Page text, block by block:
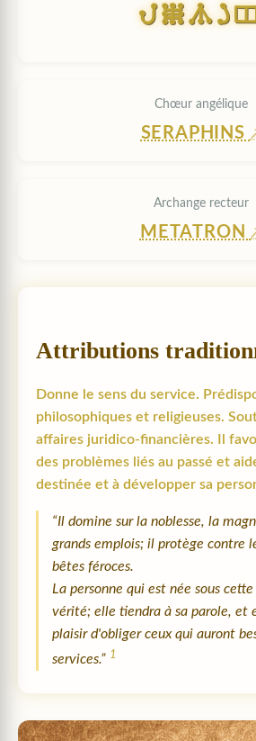
Chœur angélique
SERAPHINS
Archange recteur
METATRON
Attributions
Donne le sens du service.
philosophiques et religieuses.
affaires juridico-financières. Il
des problèmes liés au passé et
destinée et à développer sa
“Il domine sur la noblesse, la
grands emplois; il protège contre
bêtes féroces.
La personne qui est née sous
vérité; elle tiendra à sa parole, et
plaisir d'obliger ceux qui auront
services.” 1